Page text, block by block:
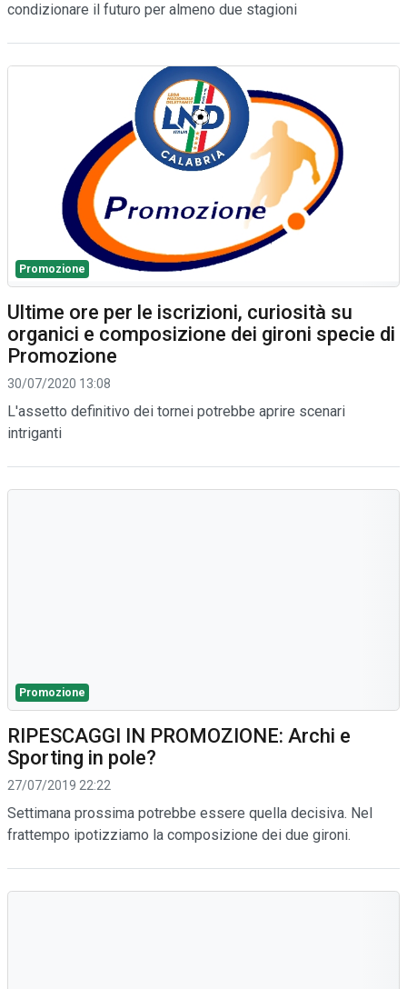
condizionare il futuro per almeno due stagioni
Promozione
Ultime ore per le iscrizioni, curiosità su
organici e composizione dei gironi specie di
Promozione
30/07/2020 13:08
L'assetto definitivo dei tornei potrebbe aprire scenari
intriganti
Promozione
RIPESCAGGI IN PROMOZIONE: Archi e
Sporting in pole?
27/07/2019 22:22
Settimana prossima potrebbe essere quella decisiva. Nel
frattempo ipotizziamo la composizione dei due gironi.